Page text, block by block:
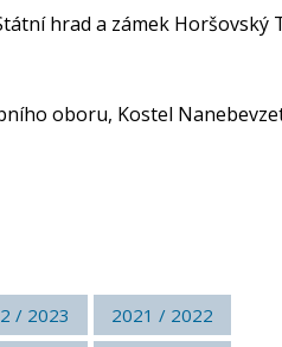
hrad a zámek Horšovský
oboru, Kostel
/ 2023
2021 / 2022